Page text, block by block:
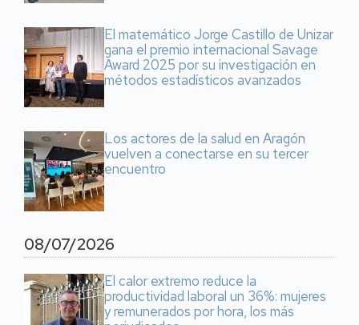
El matemático Jorge Castillo de Unizar
gana el premio internacional Savage
Award 2025 por su investigación en
métodos estadísticos avanzados
Los actores de la salud en Aragón
vuelven a conectarse en su tercer
encuentro
08/07/2026
El calor extremo reduce la
productividad laboral un 36%: mujeres
y remunerados por hora, los más